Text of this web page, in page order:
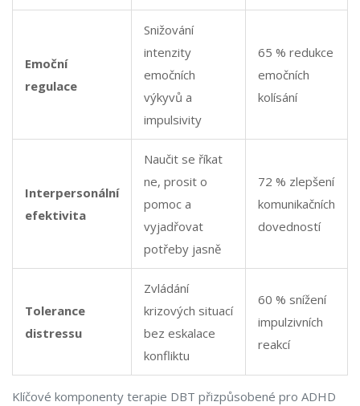
Klíčové komponenty terapie DBT přizpůsobené pro ADHD
Emoční
regulace
Snižování
intenzity
emočních
výkyvů a
impulsivity
65 % redukce
emočních
kolísání
Interpersonální
efektivita
Naučit se říkat
ne, prosit o
pomoc a
vyjadřovat
potřeby jasně
72 % zlepšení
komunikačních
dovedností
Tolerance
distressu
Zvládání
krizových situací
bez eskalace
konfliktu
60 % snížení
impulzivních
reakcí